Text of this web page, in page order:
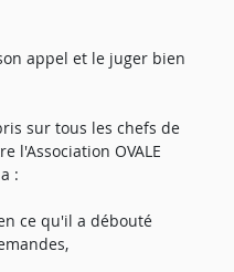
appel et le juger bien
sur tous les chefs de
l'Association OVALE
:
en ce qu'il a débouté